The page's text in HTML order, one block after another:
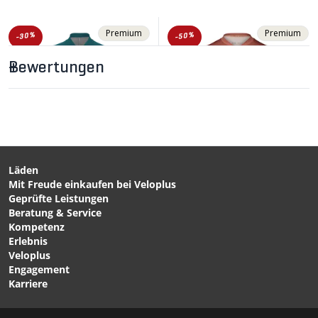
-30% Premium
CHF 96.90 CHF 139.00
UMA GT S11 Damen-
Kurzarmtrikot foundation
green von ASSOS
-50% Premium
CHF 78.90
Bewertungen
Läden
Mit Freude einkaufen bei Veloplus
Geprüfte Leistungen
Beratung & Service
Kompetenz
Erlebnis
Veloplus
Engagement
Karriere